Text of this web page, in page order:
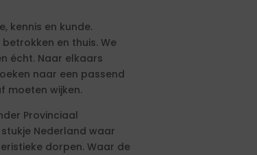
kennis en kunde.
en thuis. We
écht. Naar elkaars
naar een passend
moeten wijken.
Provinciaal
Nederland waar
dorpen. Waar de